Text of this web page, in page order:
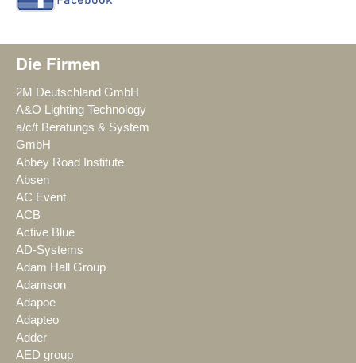
Die Firmen
2M Deutschland GmbH
A&O Lighting Technology
a/c/t Beratungs & System
GmbH
Abbey Road Institute
Absen
AC Event
ACB
Active Blue
AD-Systems
Adam Hall Group
Adamson
Adapoe
Adapteo
Adder
AED group